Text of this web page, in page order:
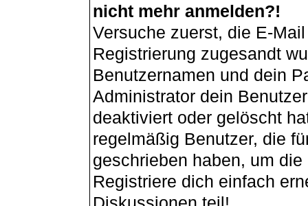
nicht mehr anmelden?!
Versuche zuerst, die E-
Registrierung zugesandt
Benutzernamen und dein
Administrator dein
deaktiviert oder gelöscht
regelmäßig Benutzer, die
geschrieben haben, um
Registriere dich einfach